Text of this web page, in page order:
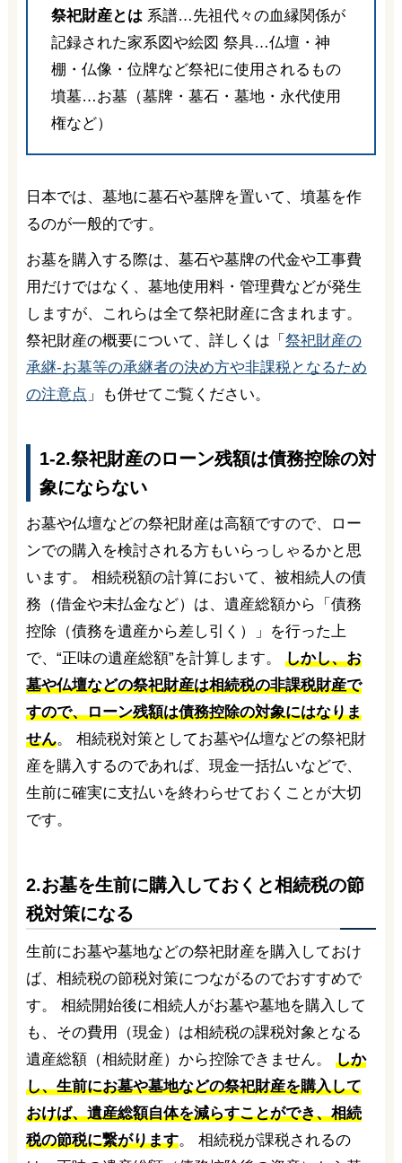
祭祀財産とは 系譜…先祖代々の血縁関係が
記録された家系図や絵図 祭具…仏壇・神
棚・仏像・位牌など祭祀に使用されるもの
墳墓…お墓（墓牌・墓石・墓地・永代使用
権など）
日本では、墓地に墓石や墓牌を置いて、墳墓を作
るのが一般的です。
お墓を購入する際は、墓石や墓牌の代金や工事費
用だけではなく、墓地使用料・管理費などが発生
しますが、これらは全て祭祀財産に含まれます。
祭祀財産の概要について、詳しくは「 祭祀財産の
承継-お墓等の承継者の決め方や非課税となるため
の注意点 」も併せてご覧ください。
1-2.祭祀財産のローン残額は債務控除の対
象にならない
お墓や仏壇などの祭祀財産は高額ですので、ロー
ンでの購入を検討される方もいらっしゃるかと思
います。 相続税額の計算において、被相続人の債
務（借金や未払金など）は、遺産総額から「債務
控除（債務を遺産から差し引く）」を行った上
で、“正味の遺産総額”を計算します。 しかし、お
墓や仏壇などの祭祀財産は相続税の非課税財産で
すので、ローン残額は債務控除の対象にはなりま
せん。 相続税対策としてお墓や仏壇などの祭祀財
産を購入するのであれば、現金一括払いなどで、
生前に確実に支払いを終わらせておくことが大切
です。
2.お墓を生前に購入しておくと相続税の節
税対策になる
生前にお墓や墓地などの祭祀財産を購入しておけ
ば、相続税の節税対策につながるのでおすすめで
す。 相続開始後に相続人がお墓や墓地を購入して
も、その費用（現金）は相続税の課税対象となる
遺産総額（相続財産）から控除できません。 しか
し、生前にお墓や墓地などの祭祀財産を購入して
おけば、遺産総額自体を減らすことができ、相続
税の節税に繋がります。 相続税が課税されるの